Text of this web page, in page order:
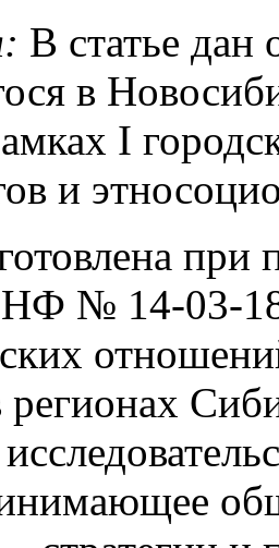
В статье дан
в
I
и
№ 14-03-